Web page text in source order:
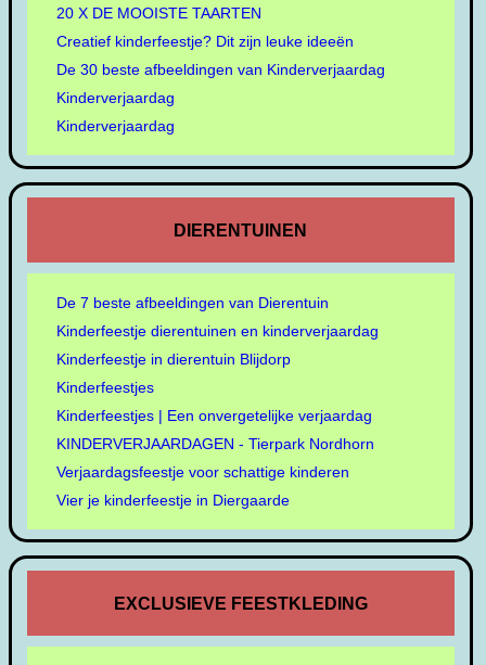
20 X DE MOOISTE TAARTEN
Creatief kinderfeestje? Dit zijn leuke ideeën
De 30 beste afbeeldingen van Kinderverjaardag
Kinderverjaardag
Kinderverjaardag
DIERENTUINEN
De 7 beste afbeeldingen van Dierentuin
Kinderfeestje dierentuinen en kinderverjaardag
Kinderfeestje in dierentuin Blijdorp
Kinderfeestjes
Kinderfeestjes | Een onvergetelijke verjaardag
KINDERVERJAARDAGEN - Tierpark Nordhorn
Verjaardagsfeestje voor schattige kinderen
Vier je kinderfeestje in Diergaarde
EXCLUSIEVE FEESTKLEDING